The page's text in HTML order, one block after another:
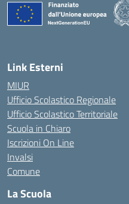
Link Esterni
MIUR
Ufficio Scolastico Regionale
Ufficio Scolastico Territoriale
Scuola in Chiaro
Iscrizioni On Line
Invalsi
Comune
La Scuola